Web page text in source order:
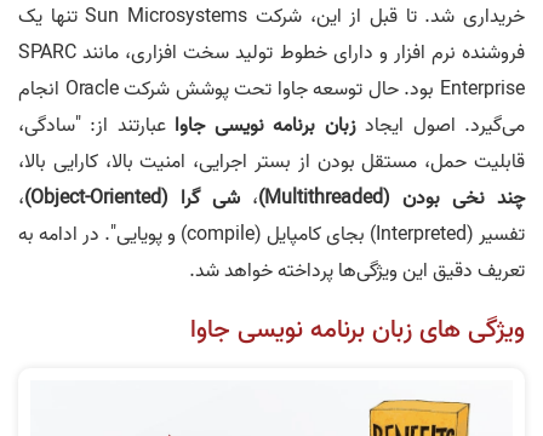
خریداری شد. تا قبل از این، شرکت Sun Microsystems تنها یک
فروشنده نرم افزار و دارای خطوط تولید سخت افزاری، مانند SPARC
Enterprise بود. حال توسعه جاوا تحت پوشش شرکت Oracle انجام
می‌گیرد. اصول ایجادزبان برنامه نویسی جاوا عبارتند از: "سادگی،
قابلیت حمل، مستقل بودن از بستر اجرایی، امنیت بالا، کارایی بالا،
چند نخی بودن (Multithreaded)
، شی گرا (Object-Oriented)
،
تفسیر (Interpreted) بجای کامپایل (compile) و پویایی". در ادامه به
تعریف دقیق این ویژگی‌ها پرداخته خواهد شد.
ویژگی های زبان برنامه نویسی جاوا